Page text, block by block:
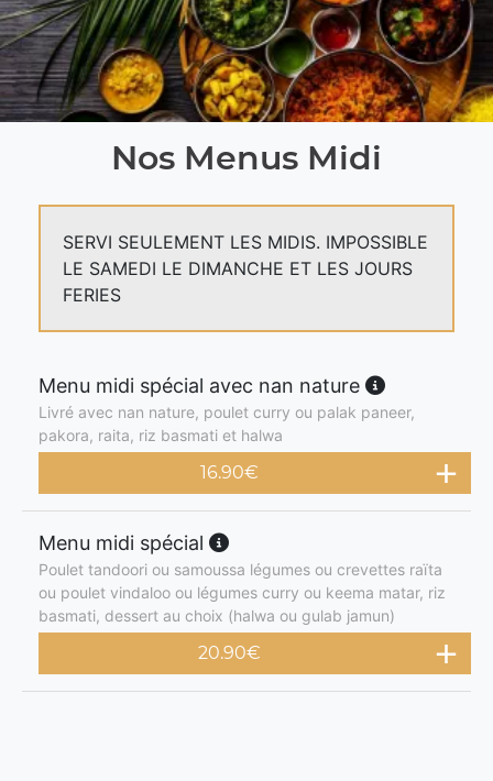
Nos Menus Midi
SERVI SEULEMENT LES MIDIS. IMPOSSIBLE
LE SAMEDI LE DIMANCHE ET LES JOURS
FERIES
Menu midi spécial avec nan nature
Livré avec nan nature, poulet curry ou palak paneer,
pakora, raita, riz basmati et halwa
16.90€
Menu midi spécial
Poulet tandoori ou samoussa légumes ou crevettes raïta
ou poulet vindaloo ou légumes curry ou keema matar, riz
basmati, dessert au choix (halwa ou gulab jamun)
20.90€